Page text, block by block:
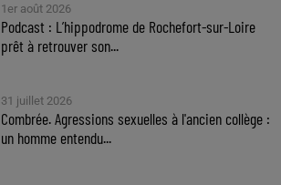
1er août 2026
Podcast : L’hippodrome de Rochefort-sur-Loire
prêt à retrouver son...
31 juillet 2026
Combrée. Agressions sexuelles à l'ancien collège :
un homme entendu...